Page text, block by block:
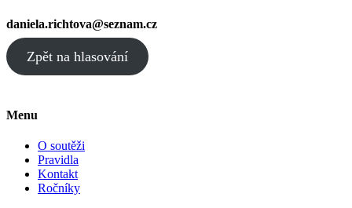
daniela.richtova@seznam.cz
Zpět na hlasování
Menu
O soutěži
Pravidla
Kontakt
Ročníky